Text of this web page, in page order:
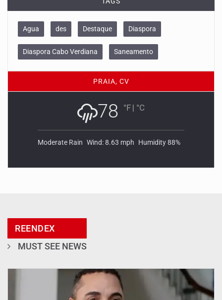
Agua des Destaque Diaspora
Diaspora Cabo Verdiana Saneamento
PRAIA, CV
78 °F | °C
Moderate Rain Wind: 8.63 mph Humidity 88%
REENDEX
MUST SEE NEWS